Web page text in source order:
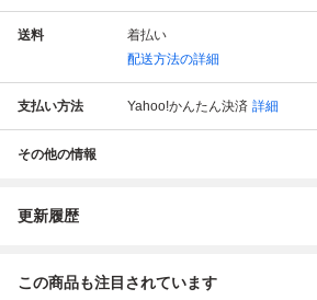
送料
着払い
配送方法の詳細
支払い方法 Yahoo!かんたん決済 詳細
その他の情報
更新履歴
この商品も注目されています